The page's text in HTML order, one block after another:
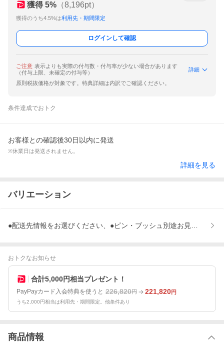
獲得 5% （8,196pt）
獲得のうち4.5%は利用先・期間限定
ログインして確認
ご注意 表示よりも実際の付与数・付与率が少ない場合があります
（付与上限、未確定の付与等）
詳細
原則税抜価格が対象です。特典詳細は内訳でご確認ください。
条件達成でおトク
お客様との確認後30日以内に発送
※休業日は発送されません。
詳細を見る
バリエーション
●配送先情報をお選びください、●ピン・ブッシュ別途お見積もり、
おトクなお知らせ
合計5,000円相当プレゼント！
PayPayカード入会特典を使うと 226,820円 221,820円
うち2,000円相当は利用先・期間限定。他条件あり
商品情報